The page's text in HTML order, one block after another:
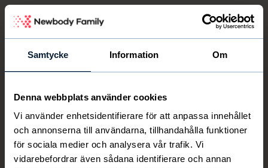
Samtycke Information Om
Denna webbplats använder cookies
Vi använder enhetsidentifierare för att anpassa innehållet
och annonserna till användarna, tillhandahålla funktioner
för sociala medier och analysera vår trafik. Vi
vidarebefordrar även sådana identifierare och annan
Välkommen Newbody
Newbody Family Portal